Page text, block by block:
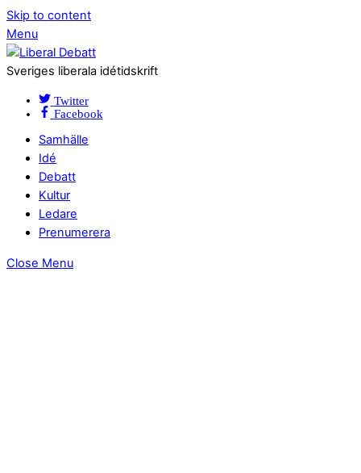
Skip to content
Menu
Sveriges liberala idétidskrift
Twitter
Facebook
Samhälle
Idé
Debatt
Kultur
Ledare
Prenumerera
Close Menu